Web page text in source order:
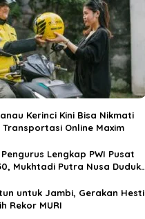
Kerinci Kini Bisa Nikmati
Online Maxim
Lengkap PWI Pusat
Mukhtadi Putra Nusa Duduki
untuk Jambi, Gerakan Hesti
Rekor MURI